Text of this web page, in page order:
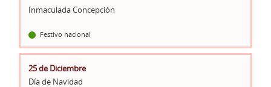
Inmaculada Concepción
Festivo nacional
25 de Diciembre
Día de Navidad